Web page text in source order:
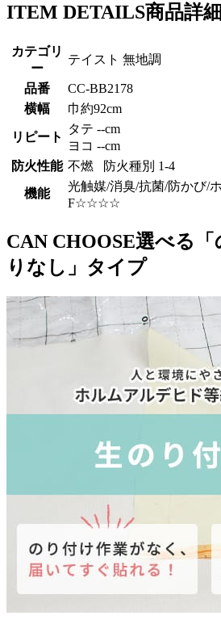
ITEM DETAILS商品詳細
カテゴリ
ー
テイスト 無地調
品番
CC-BB2178
横幅
巾約92cm
リピート
タテ --cm
ヨコ --cm
防火性能 不燃 防火種別 1-4
機能
光触媒/消臭/抗菌/防かび/
F☆☆☆☆
CAN CHOOSE選べる「
りなし」タイプ